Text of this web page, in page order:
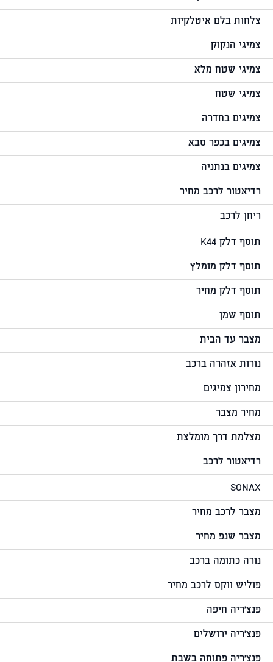
צלחות בלם איטלקיות
צמיגי הנקוק
צמיגי שטח מלא
צמיגי שטח
צמיגים בחדרה
צמיגים בכפר סבא
צמיגים בנתניה
רדיאטור לרכב מחיר
ריחן לרכב
תוסף דלק K44
תוסף דלק מומלץ
תוסף דלק מחיר
תוסף שמן
מצבר עד הבית
נורות אזהרה ברכב
מחירון צמיגים
מחיר מצבר
מצלמת דרך מומלצת
רדיאטור לרכב
SONAX
מצבר לרכב מחיר
מצבר שנפ מחיר
נורה כתומה ברכב
פוליש ווקס לרכב מחיר
פנצ'ריה חיפה
פנצ'ריה ירושלים
פנצ'ריה פתוחה בשבת